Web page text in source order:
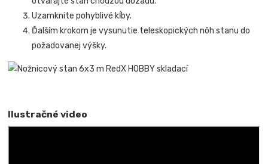
Uzamknite pohyblivé kĺby.
Ďalším krokom je vysunutie teleskopických nôh stanu do
požadovanej výšky.
Ilustračné video